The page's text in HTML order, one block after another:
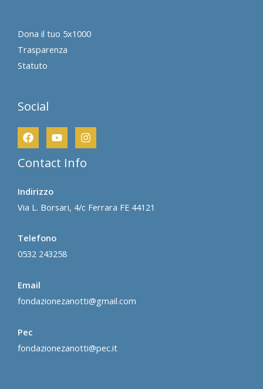
Dona il tuo 5x1000
Trasparenza
Statuto
Social
Contact Info
Indirizzo
Via L. Borsari, 4/c Ferrara FE 44121
Telefono
0532 243258
Email
fondazionezanotti@gmail.com
Pec
fondazionezanotti@pec.it